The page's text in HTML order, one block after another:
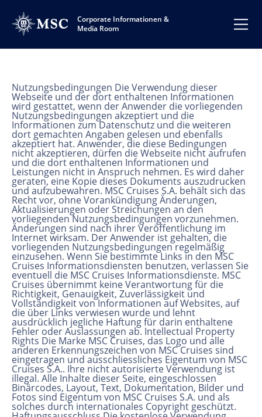
Corporate Informationen &
Media Room
Nutzungsbedingungen Die Verwendung dieser
Webseite und der dort enthaltenen Informationen
wird gestattet, wenn der Anwender die vorliegenden
Nutzungsbedingungen akzeptiert und die
Informationen zum Datenschutz und die weiteren
dort gemachten Angaben gelesen und ebenfalls
akzeptiert hat. Anwender, die diese Bedingungen
nicht akzeptieren, dürfen die Webseite nicht aufrufen
und die dort enthaltenen Informationen und
Leistungen nicht in Anspruch nehmen. Es wird daher
geraten, eine Kopie dieses Dokuments auszudrucken
und aufzubewahren. MSC Cruises S.A. behält sich das
Recht vor, ohne Vorankündigung Änderungen,
Aktualisierungen oder Streichungen an den
vorliegenden Nutzungsbedingungen vorzunehmen.
Änderungen sind nach ihrer Veröffentlichung im
Internet wirksam. Der Anwender ist gehalten, die
vorliegenden Nutzungsbedingungen regelmäßig
einzusehen. Wenn Sie bestimmte Links in den MSC
Cruises Informationsdiensten benutzen, verlassen Sie
eventuell die MSC Cruises Informationsdienste. MSC
Cruises übernimmt keine Verantwortung für die
Richtigkeit, Genauigkeit, Zuverlässigkeit und
Vollständigkeit von Informationen auf Websites, auf
die über Links verwiesen wurde und lehnt
ausdrücklich jegliche Haftung für darin enthaltene
Fehler oder Auslassungen ab. Intellectual Property
Rights Die Marke MSC Cruises, das Logo und alle
anderen Erkennungszeichen von MSC Cruises sind
eingetragen und ausschliessliches Eigentum von MSC
Cruises S.A.. Ihre nicht autorisierte Verwendung ist
illegal. Alle Inhalte dieser Seite, eingeschlossen
Binärcodes, Layout, Text, Dokumentation, Bilder und
Fotos sind Eigentum von MSC Cruises S.A. und als
solches durch internationales Copyright geschützt.